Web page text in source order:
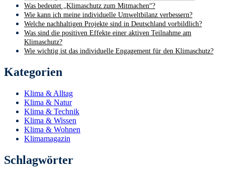
Was bedeutet „Klimaschutz zum Mitmachen“?
Wie kann ich meine individuelle Umweltbilanz verbessern?
Welche nachhaltigen Projekte sind in Deutschland vorbildlich?
Was sind die positiven Effekte einer aktiven Teilnahme am
Klimaschutz?
Wie wichtig ist das individuelle Engagement für den Klimaschutz?
Kategorien
Klima & Alltag
Klima & Natur
Klima & Technik
Klima & Wissen
Klima & Wohnen
Klimamagazin
Schlagwörter